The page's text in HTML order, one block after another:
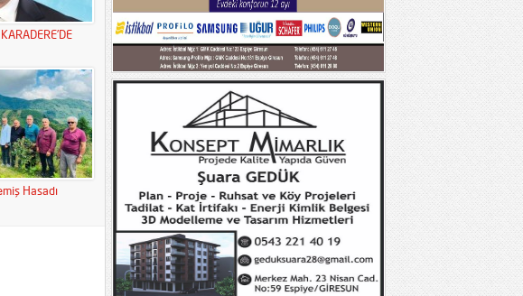
Hasadı